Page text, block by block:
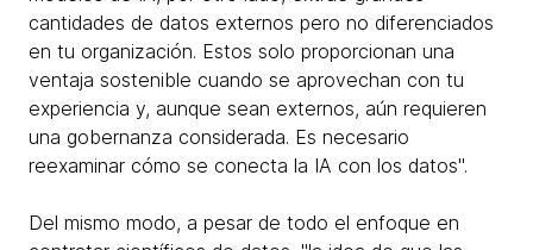
cantidades de datos externos pero no diferenciados
en tu organización. Estos solo proporcionan una
ventaja sostenible cuando se aprovechan con tu
experiencia y, aunque sean externos, aún requieren
una gobernanza considerada. Es necesario
reexaminar cómo se conecta la IA con los datos".
Del mismo modo, a pesar de todo el enfoque en